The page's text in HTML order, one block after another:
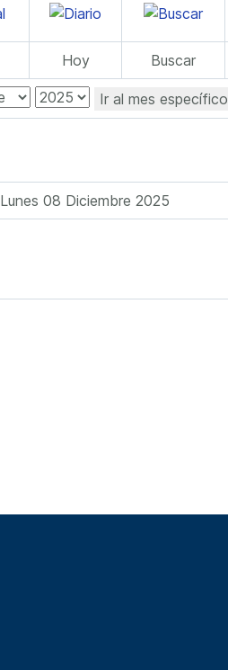
Hoy Buscar
Ir al mes específico
Lunes 08 Diciembre 2025